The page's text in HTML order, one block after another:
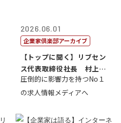
2026.06.01
企業家倶楽部アーカイブ
【トップに聞く】リブセン
ス代表取締役社長 村上太
一 氏
圧倒的に影響力を持つNo１
の求人情報メディアへ